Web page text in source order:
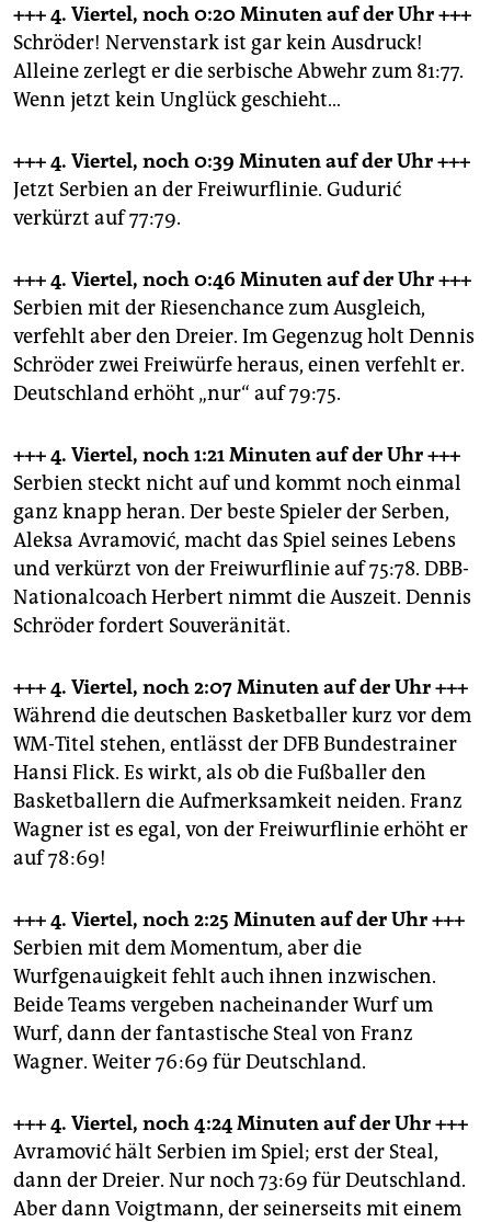
+++ 4. Viertel, noch 0:20 Minutenauf der Uhr +++
Schröder! Nervenstark ist gar kein Ausdruck!
Alleine zerlegt er die serbische Abwehr zum 81:77.
Wenn jetzt kein Unglück geschieht…
+++ 4. Viertel, noch 0:39 Minutenauf der Uhr +++
Jetzt Serbien an der Freiwurflinie. Gudurić
verkürzt auf 77:79.
+++ 4. Viertel, noch 0:46 Minutenauf der Uhr +++
Serbien mit der Riesenchance zum Ausgleich,
verfehlt aber den Dreier. Im Gegenzug holt Dennis
Schröder zwei Freiwürfe heraus, einen verfehlt er.
Deutschland erhöht „nur“ auf 79:75.
+++ 4. Viertel, noch 1:21 Minutenauf der Uhr +++
Serbien steckt nicht auf und kommt noch einmal
ganz knapp heran. Der beste Spieler der Serben,
Aleksa Avramović, macht das Spiel seines Lebens
und verkürzt von der Freiwurflinie auf 75:78. DBB-
Nationalcoach Herbert nimmt die Auszeit. Dennis
Schröder fordert Souveränität.
+++ 4. Viertel, noch 2:07 Minutenauf der Uhr +++
Während die deutschen Basketballer kurz vor dem
WM-Titel stehen, entlässt der DFB Bundestrainer
Hansi Flick. Es wirkt, als ob die Fußballer den
Basketballern die Aufmerksamkeit neiden. Franz
Wagner ist es egal, von der Freiwurflinie erhöht er
auf 78:69!
+++ 4. Viertel, noch 2:25 Minutenauf der Uhr +++
Serbien mit dem Momentum, aber die
Wurfgenauigkeit fehlt auch ihnen inzwischen.
Beide Teams vergeben nacheinander Wurf um
Wurf, dann der fantastische Steal von Franz
Wagner. Weiter 76:69 für Deutschland.
+++ 4. Viertel, noch 4:24 Minutenauf der Uhr +++
Avramović hält Serbien im Spiel; erst der Steal,
dann der Dreier. Nur noch 73:69 für Deutschland.
Aber dann Voigtmann, der seinerseits mit einem